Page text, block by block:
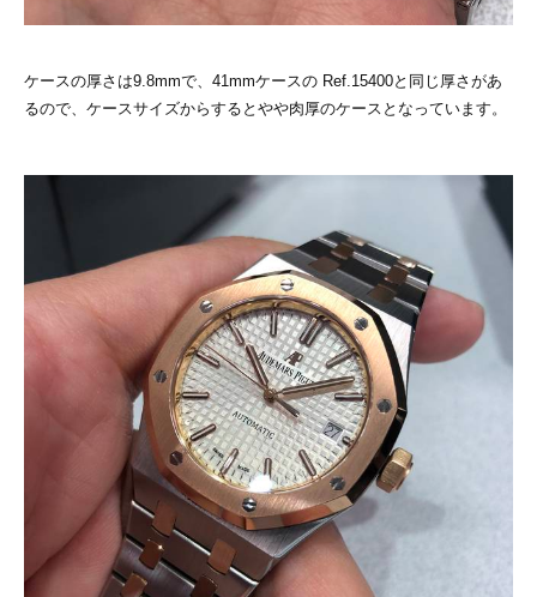
ケースの厚さは9.8mmで、41mmケースの Ref.15400と同じ厚さがあ
るので、ケースサイズからするとやや肉厚のケースとなっています。